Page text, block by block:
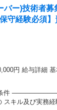
応じて毎月「売
になります
バー)技術者募
守経験必須
円 給与詳細
族手当金額：な
～6,500,000
円 を含む/月
条件
スキル及び実務